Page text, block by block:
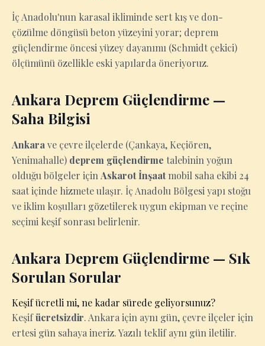
İç Anadolu'nun karasal ikliminde sert kış ve don-
çözülme döngüsü beton yüzeyini yorar; deprem
güçlendirme öncesi yüzey dayanımı (Schmidt çekici)
ölçümünü özellikle eski yapılarda öneriyoruz.
Ankara Deprem Güçlendirme —
Saha Bilgisi
Ankara ve çevre ilçelerde (Çankaya, Keçiören,
Yenimahalle) deprem güçlendirme talebinin yoğun
olduğu bölgeler için Askarot İnşaatmobil saha ekibi 24
saat içinde hizmete ulaşır. İç Anadolu Bölgesi yapı stoğu
ve iklim koşulları gözetilerek uygun ekipman ve reçine
seçimi keşif sonrası belirlenir.
Ankara Deprem Güçlendirme — Sık
Sorulan Sorular
Keşif ücretli mi, ne kadar sürede geliyorsunuz?
Keşifücretsizdir. Ankara için aynı gün, çevre ilçeler için
ertesi gün sahaya ineriz. Yazılı teklif aynı gün iletilir.